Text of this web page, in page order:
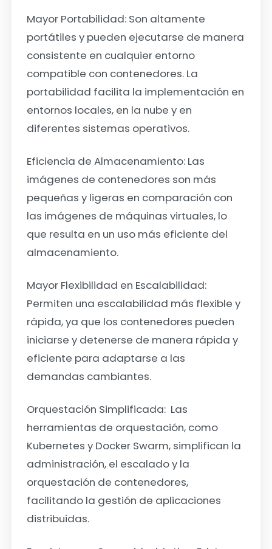
Mayor Portabilidad: Son altamente
portátiles y pueden ejecutarse de manera
consistente en cualquier entorno
compatible con contenedores. La
portabilidad facilita la implementación en
entornos locales, en la nube y en
diferentes sistemas operativos.
Eficiencia de Almacenamiento: Las
imágenes de contenedores son más
pequeñas y ligeras en comparación con
las imágenes de máquinas virtuales, lo
que resulta en un uso más eficiente del
almacenamiento.
Mayor Flexibilidad en Escalabilidad:
Permiten una escalabilidad más flexible y
rápida, ya que los contenedores pueden
iniciarse y detenerse de manera rápida y
eficiente para adaptarse a las
demandas cambiantes.
Orquestación Simplificada: Las
herramientas de orquestación, como
Kubernetes y Docker Swarm, simplifican la
administración, el escalado y la
orquestación de contenedores,
facilitando la gestión de aplicaciones
distribuidas.